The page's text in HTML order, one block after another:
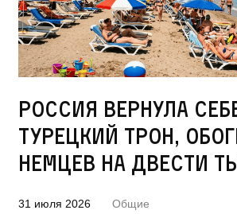
Россия вернула
турецкий трон,
немцев на двести
31 июля 2026 Общие